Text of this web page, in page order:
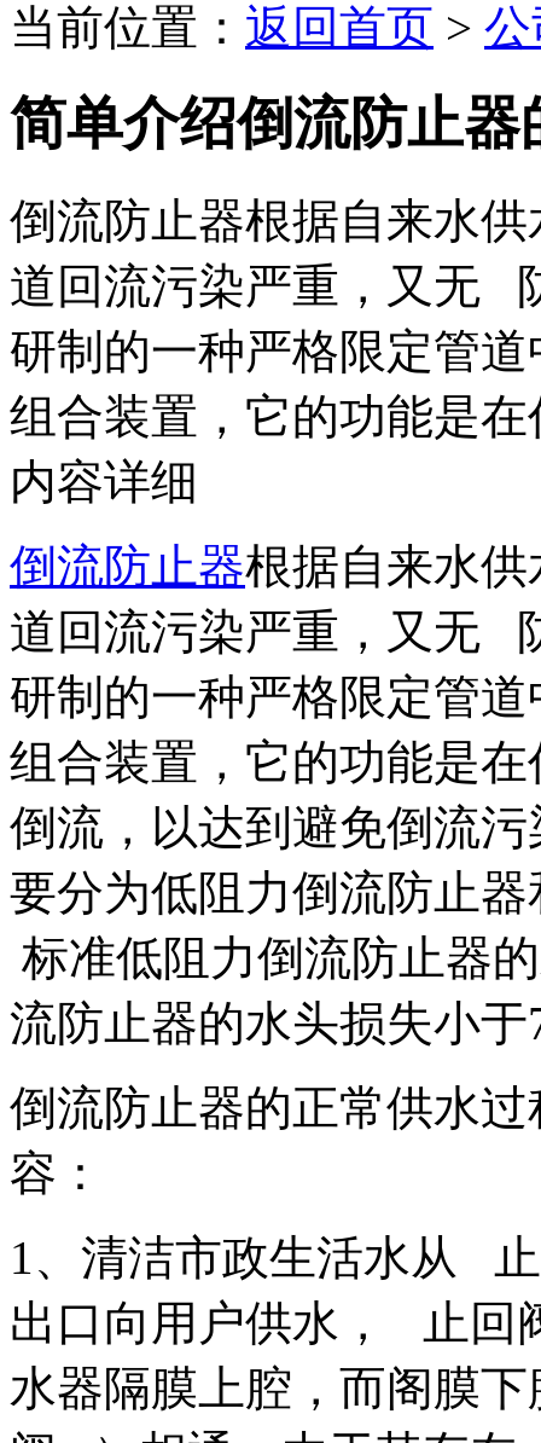
当前位置： 返回首页 >
简单介绍倒流防止
倒流防止器根据自来水
道回流污染严重，又无
研制的一种严格限定管
组合装置，它的功能是在
内容详细
倒流防止器根据自来水
道回流污染严重，又无
研制的一种严格限定管
组合装置，它的功能是
倒流，以达到避免倒流
要分为低阻力倒流防止
标准低阻力倒流防止器
流防止器的水头损失小于
倒流防止器的正常供水
容：
1、清洁市政生活水从
出口向用户供水， 止回
水器隔膜上腔，而阁膜